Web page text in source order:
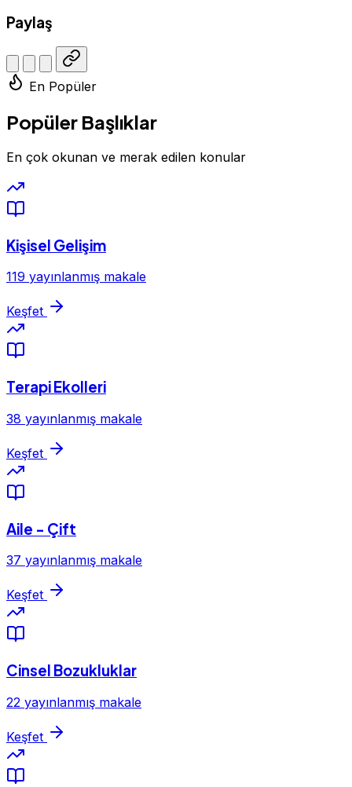
Paylaş
En Popüler
Popüler Başlıklar
En çok okunan ve merak edilen konular
Kişisel Gelişim
119 yayınlanmış makale
Keşfet
Terapi Ekolleri
38 yayınlanmış makale
Keşfet
Aile - Çift
37 yayınlanmış makale
Keşfet
Cinsel Bozukluklar
22 yayınlanmış makale
Keşfet